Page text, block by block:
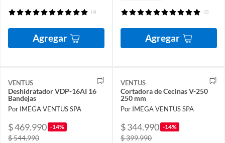
(4)
Agregar
(3)
Agregar
VENTUS
Deshidratador VDP-16AI 16
Bandejas
Por IMEGA VENTUS SPA
$ 469.990 -14%
$ 544.990
VENTUS
Cortadora de Cecinas V-250
250 mm
Por IMEGA VENTUS SPA
$ 344.990 -14%
$ 399.990